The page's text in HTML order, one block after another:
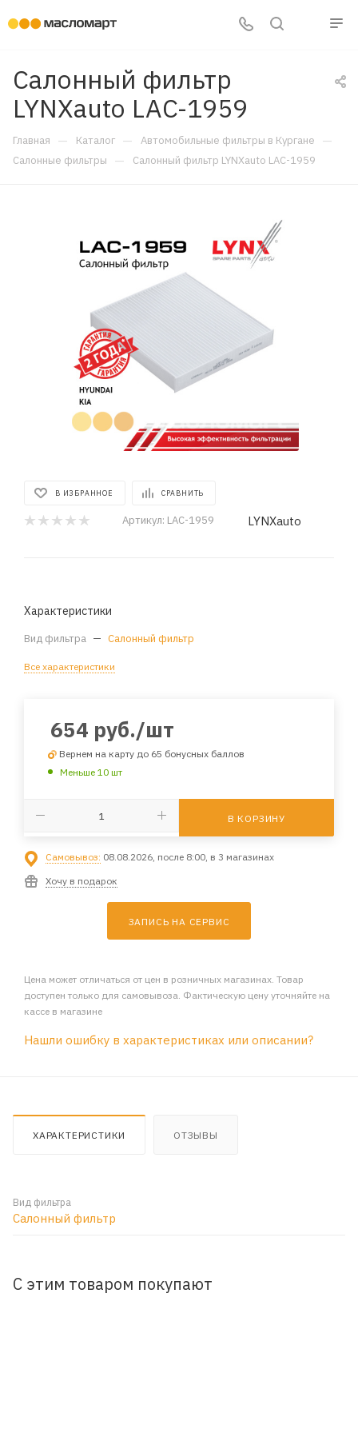
Салонный фильтр
LYNXauto LAC-1959
Главная — Каталог — Автомобильные фильтры в Кургане —
Салонные фильтры — Салонный фильтр LYNXauto LAC-1959
В ИЗБРАННОЕ СРАВНИТЬ
Артикул: LAC-1959 LYNXauto
Характеристики
Вид фильтра — Салонный фильтр
Все характеристики
654 руб./шт
Вернем на карту до 65 бонусных баллов
Меньше 10 шт
В КОРЗИНУ
Самовывоз: 08.08.2026, после 8:00, в 3 магазинах
Хочу в подарок
ЗАПИСЬ НА СЕРВИС
Цена может отличаться от цен в розничных магазинах. Товар
доступен только для самовывоза. Фактическую цену уточняйте на
кассе в магазине
Нашли ошибку в характеристиках или описании?
ХАРАКТЕРИСТИКИ ОТЗЫВЫ
Вид фильтра
Салонный фильтр
С этим товаром покупают